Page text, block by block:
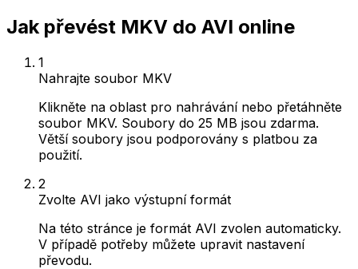
Jak převést MKV do AVI online
1
Nahrajte soubor MKV
Klikněte na oblast pro nahrávání nebo přetáhněte
soubor MKV. Soubory do 25 MB jsou zdarma.
Větší soubory jsou podporovány s platbou za
použití.
2
Zvolte AVI jako výstupní formát
Na této stránce je formát AVI zvolen automaticky.
V případě potřeby můžete upravit nastavení
převodu.